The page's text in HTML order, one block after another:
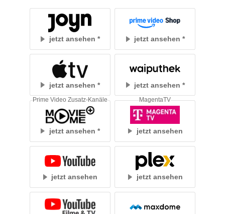
jetzt ansehen jetzt ansehen
jetzt ansehen jetzt ansehen
jetzt ansehen
Prime Video Zusatz-Kanäle
jetzt ansehen
MagentaTV
jetzt ansehen jetzt ansehen